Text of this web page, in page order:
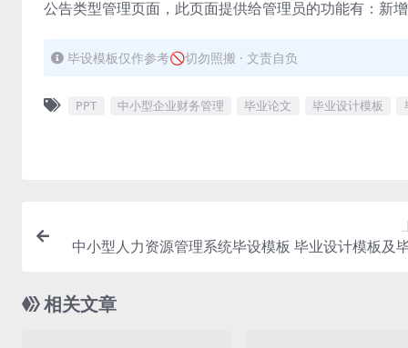
公告类型管理页面，此页面提供给管理员的功能有：新
毕设模板仅作参考🚫切勿照搬 · 文责自负
PPT 中小型企业财务管理 毕业论文 毕业设计模板
中小型人力资源管理系统毕设模板 毕业设计模板及
相关文章